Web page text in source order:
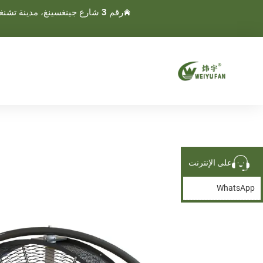
رقم 3 شارع جينغسينغ، مدينة تشنغنان، مدينة وينلينغ، تايجو، تشجيانغ، الصين
على الإنترنت
WhatsApp